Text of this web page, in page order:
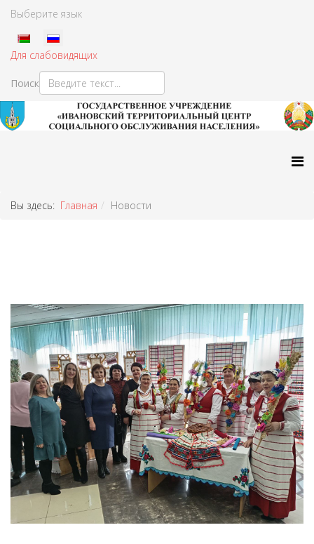
Выберите язык
Для слабовидящих
Поиск
Type 2 or more characters
for results.
Вы здесь: Главная Новости